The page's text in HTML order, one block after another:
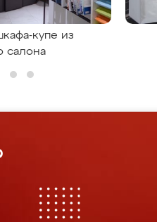
купе из
салона